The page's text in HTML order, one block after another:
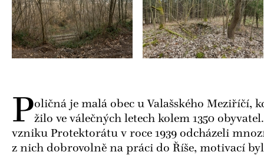
Poličná je malá obec u Valašského Meziříčí,
žilo ve válečných letech kolem 1350
vzniku Protektorátu v roce 1939 odcházeli
z nich dobrovolně na práci do Říše, motivací byl